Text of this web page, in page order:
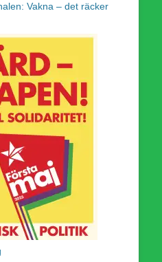
Vakna – det räcker